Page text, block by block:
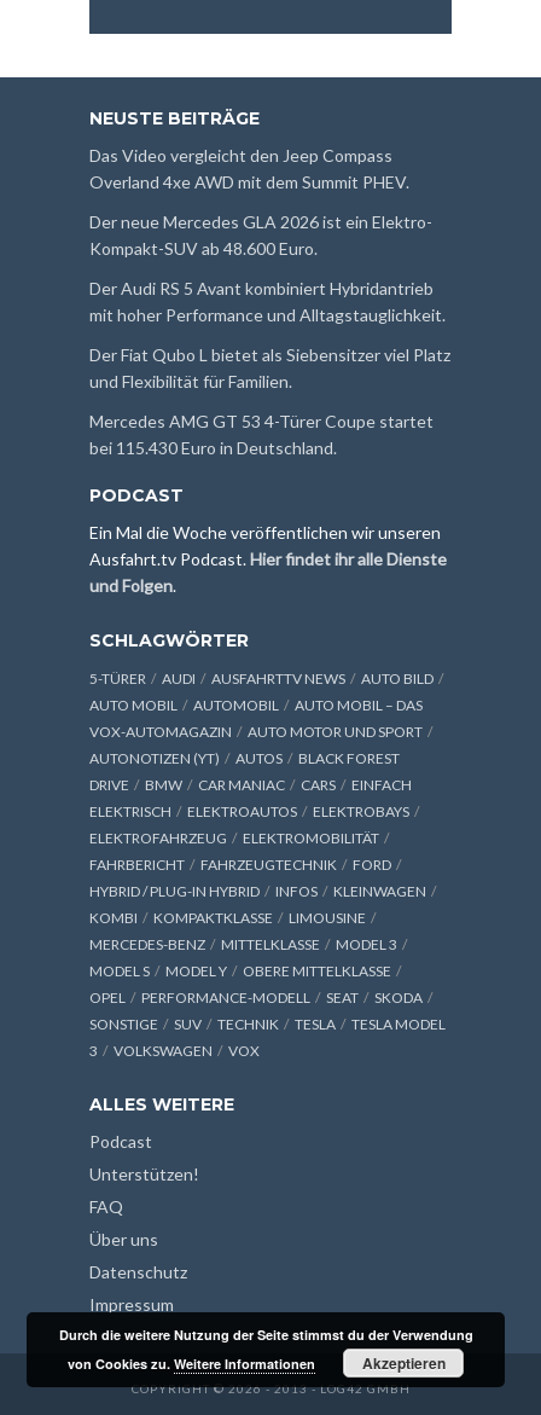
NEUSTE BEITRÄGE
Das Video vergleicht den Jeep Compass
Overland 4xe AWD mit dem Summit PHEV.
Der neue Mercedes GLA 2026 ist ein Elektro-
Kompakt-SUV ab 48.600 Euro.
Der Audi RS 5 Avant kombiniert Hybridantrieb
mit hoher Performance und Alltagstauglichkeit.
Der Fiat Qubo L bietet als Siebensitzer viel Platz
und Flexibilität für Familien.
Mercedes AMG GT 53 4-Türer Coupe startet
bei 115.430 Euro in Deutschland.
PODCAST
Ein Mal die Woche veröffentlichen wir unseren
Ausfahrt.tv Podcast.Hier findet ihr alle Dienste
und Folgen.
SCHLAGWÖRTER
5-TÜRER AUDI AUSFAHRTTV NEWS
AUTO BILD
AUTO MOBIL
AUTOMOBIL
AUTO MOBIL – DAS
VOX-AUTOMAGAZIN
AUTO MOTOR UND SPORT
AUTONOTIZEN (YT)
AUTOS
BLACK FOREST
DRIVE
BMW CAR MANIAC CARS
EINFACH
ELEKTRISCH
ELEKTROAUTOS
ELEKTROBAYS
ELEKTROFAHRZEUG
ELEKTROMOBILITÄT
FAHRBERICHT
FAHRZEUGTECHNIK
FORD
HYBRID / PLUG-IN HYBRID
INFOS
KLEINWAGEN
KOMBI
KOMPAKTKLASSE
LIMOUSINE
MERCEDES-BENZ
MITTELKLASSE
MODEL 3
MODEL S
MODEL Y
OBERE MITTELKLASSE
OPEL
PERFORMANCE-MODELL SEAT
SKODA
SONSTIGE
SUV TECHNIK TESLA
TESLA MODEL
3
VOLKSWAGEN VOX
ALLES WEITERE
Podcast
Unterstützen!
FAQ
Über uns
Datenschutz
Impressum
COPYRIGHT © 2026 - 2013 - LOG42 GMBH
Durch die weitere Nutzung der Seite stimmst du der Verwendung
von Cookies zu.Weitere Informationen Akzeptieren